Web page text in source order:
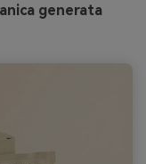
generata